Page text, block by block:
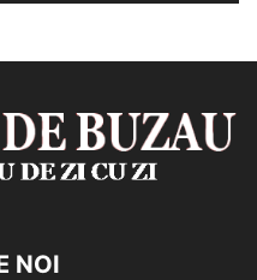
NOI